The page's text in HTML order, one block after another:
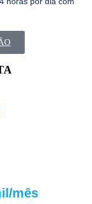
mês